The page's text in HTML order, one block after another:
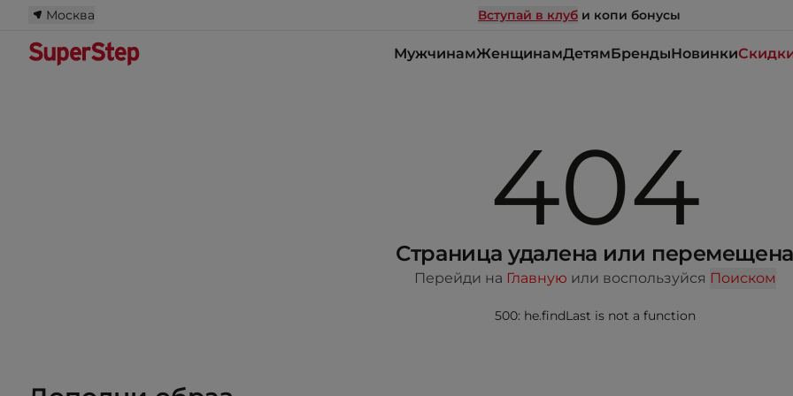
Москва Вступай в клуб и копи бонусы
МужчинамЖенщинамДетямБрендыНовинки
404
Страница удалена или перемещена
Перейди на Главную или воспользуйся Поиском
500: he.findLast is not a function